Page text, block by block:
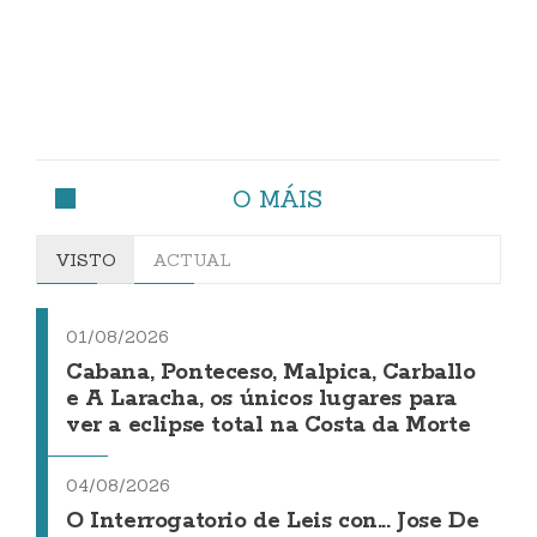
O MÁIS
VISTO ACTUAL
01/08/2026
Cabana, Ponteceso, Malpica, Carballo
e A Laracha, os únicos lugares para
ver a eclipse total na Costa da Morte
04/08/2026
O Interrogatorio de Leis con... Jose De